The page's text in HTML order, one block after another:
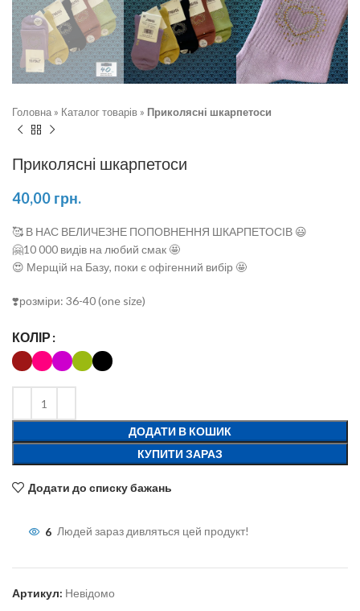
Головна » Каталог товарів » Приколясні шкарпетоси
Приколясні шкарпетоси
40,00 грн.
🥰 В НАС ВЕЛИЧЕЗНЕ ПОПОВНЕННЯ ШКАРПЕТОСІВ 😃
🤗10 000 видів на любий смак 🤩
😍 Мерщій на Базу, поки є офігенний вибір 🤩
❣️розміри: 36-40 (one size)
КОЛІР
ДОДАТИ В КОШИК
КУПИТИ ЗАРАЗ
Додати до списку бажань
6 Людей зараз дивляться цей продукт!
Артикул: Невідомо